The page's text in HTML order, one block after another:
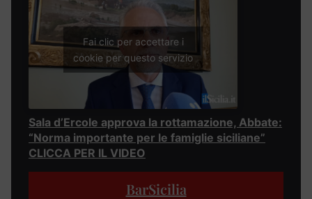
Fai clic per accettare i
cookie per questo servizio
Sala d’Ercole approva la rottamazione, Abbate:
“Norma importante per le famiglie siciliane”
CLICCA PER IL VIDEO
BarSicilia